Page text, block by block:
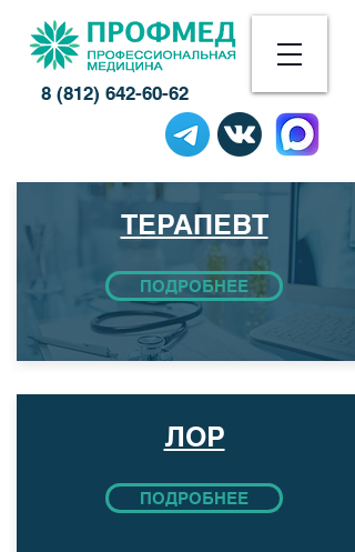
8 (812) 642-60-62
ТЕРАПЕВТ
ПОДРОБНЕЕ
ЛОР
ПОДРОБНЕЕ